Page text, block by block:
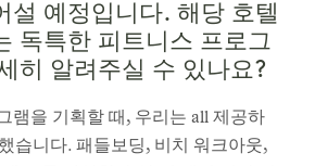
설 예정입니다. 해당 호텔
독특한 피트니스 프로그
히 알려주실 수 있나요?
램을 기획할 때, 우리는 all 제공하
습니다. 패들보딩, 비치 워크아웃,